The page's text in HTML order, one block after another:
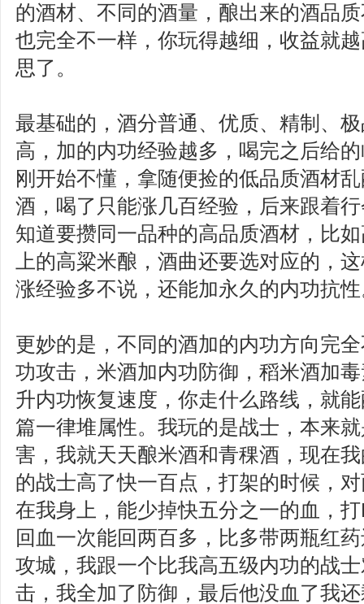
的酒材、不同的酒量，酿出来的酒品
也完全不一样，你玩得越细，收益就
思了。
最基础的，酒分普通、优质、精制、
高，加的内功经验越多，喝完之后给
刚开始不懂，拿随便捡的低品质酒材
酒，喝了只能涨几百经验，后来跟着
知道要攒同一品种的高品质酒材，比
上的高粱米酿，酒曲还要选对应的，
涨经验多不说，还能加永久的内功抗
更妙的是，不同的酒加的内功方向完
功攻击，米酒加内功防御，稻米酒加
升内功恢复速度，你走什么路线，就
篇一律堆属性。我玩的是战士，本来
害，我就天天酿米酒和青稞酒，现在
的战士高了快一百点，打架的时候，
在我身上，能少掉快五分之一的血，
回血一次能回两百多，比多带两瓶红
攻城，我跟一个比我高五级内功的战
击，我全加了防御，最后他没血了我